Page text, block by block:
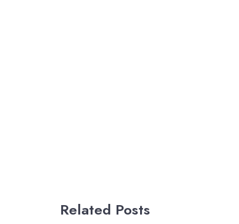
Related Posts